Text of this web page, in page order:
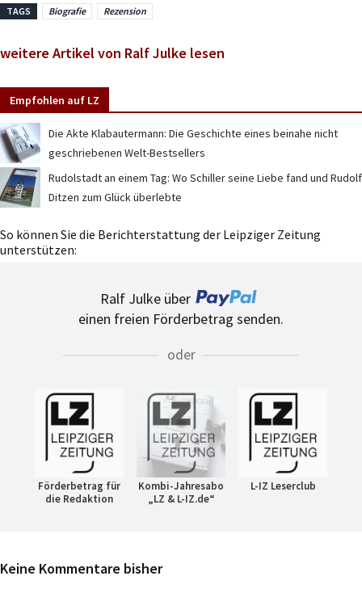
TAGS Biografie Rezension
weitere Artikel von Ralf Julke lesen
Empfohlen auf LZ
Die Akte Klabautermann: Die Geschichte eines beinahe nicht
geschriebenen Welt-Bestsellers
Rudolstadt an einem Tag: Wo Schiller seine Liebe fand und Rudolf
Ditzen zum Glück überlebte
So können Sie die Berichterstattung der Leipziger Zeitung
unterstützen:
Ralf Julke über
einen freien Förderbetrag senden.
oder
Förderbetrag für
die Redaktion
Kombi-Jahresabo
„LZ & L-IZ.de“
L-IZ Leserclub
Keine Kommentare bisher